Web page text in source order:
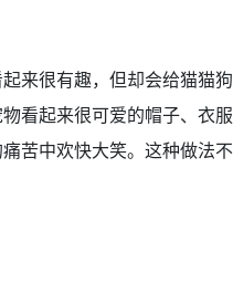
来很有趣，但却会给猫猫
看起来很可爱的帽子、衣
苦中欢快大笑。这种做法